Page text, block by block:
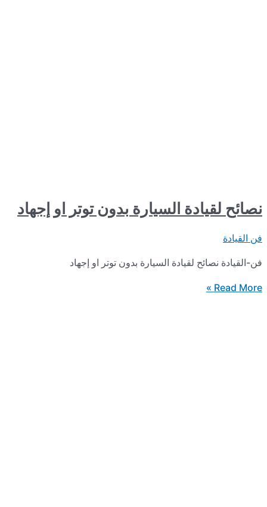
السيارة بدون توتر او إجهاد
لقيادة السيارة بدون توتر او إجهاد